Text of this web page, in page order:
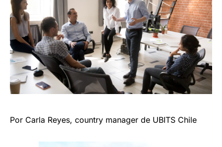
Por Carla Reyes, country manager de UBITS Chile